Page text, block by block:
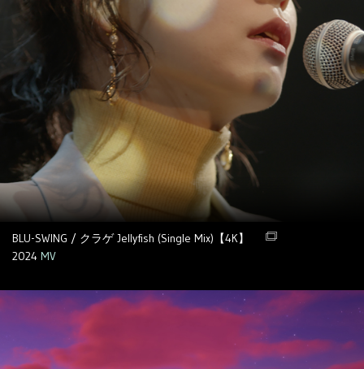
BLU-SWING / クラゲ Jellyfish (Single Mix)【4K】
2024 MV